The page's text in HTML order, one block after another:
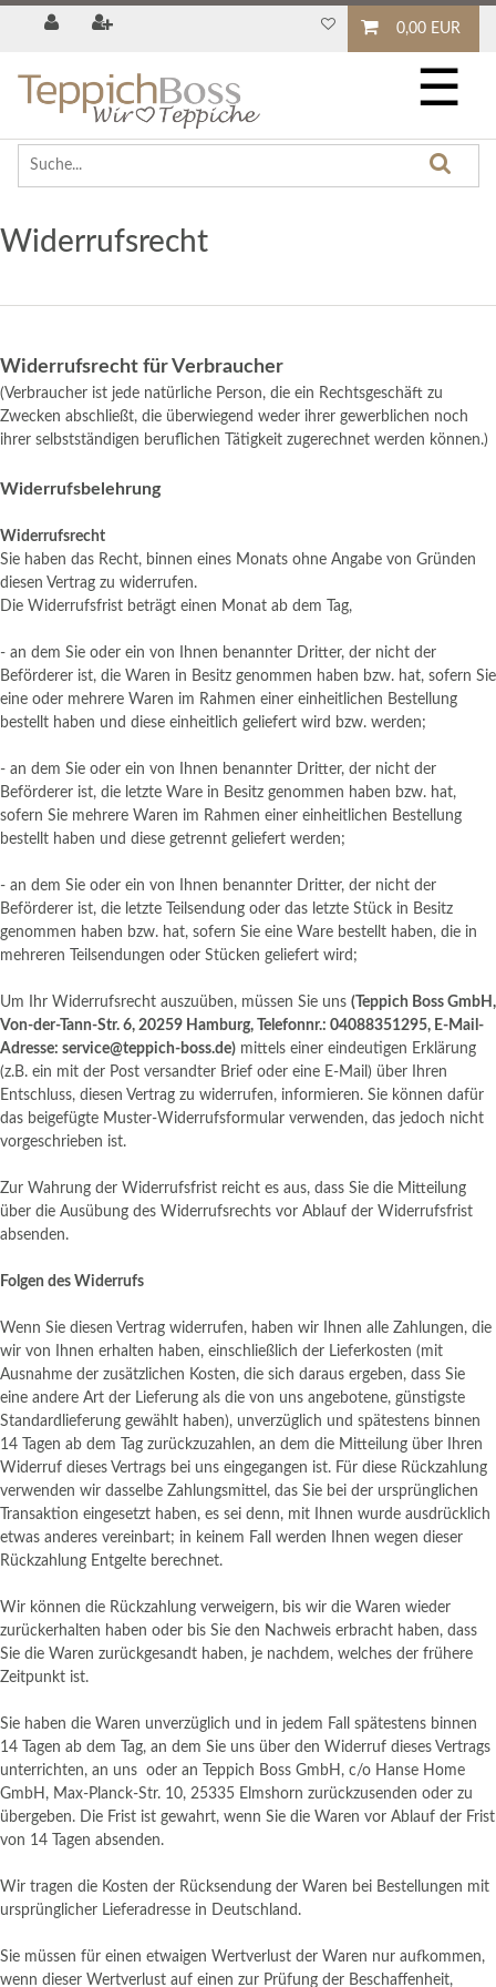
0,00 EUR
☰
Widerrufs­recht
Widerrufsrecht für Verbraucher
(Verbraucher ist jede natürliche Person, die ein Rechtsgeschäft zu
Zwecken abschließt, die überwiegend weder ihrer gewerblichen noch
ihrer selbstständigen beruflichen Tätigkeit zugerechnet werden können.)
Widerrufsbelehrung
Widerrufsrecht
Sie haben das Recht, binnen eines Monats ohne Angabe von Gründen
diesen Vertrag zu widerrufen.
Die Widerrufsfrist beträgt einen Monat ab dem Tag,
- an dem Sie oder ein von Ihnen benannter Dritter, der nicht der
Beförderer ist, die Waren in Besitz genommen haben bzw. hat, sofern Sie
eine oder mehrere Waren im Rahmen einer einheitlichen Bestellung
bestellt haben und diese einheitlich geliefert wird bzw. werden;
- an dem Sie oder ein von Ihnen benannter Dritter, der nicht der
Beförderer ist, die letzte Ware in Besitz genommen haben bzw. hat,
sofern Sie mehrere Waren im Rahmen einer einheitlichen Bestellung
bestellt haben und diese getrennt geliefert werden;
- an dem Sie oder ein von Ihnen benannter Dritter, der nicht der
Beförderer ist, die letzte Teilsendung oder das letzte Stück in Besitz
genommen haben bzw. hat, sofern Sie eine Ware bestellt haben, die in
mehreren Teilsendungen oder Stücken geliefert wird ;
Um Ihr Widerrufsrecht auszuüben, müssen Sie uns (Teppich Boss GmbH,
Von-der-Tann-Str. 6, 20259 Hamburg, Telefonnr.: 04088351295, E-Mail-
Adresse: service@teppich-boss.de) mittels einer eindeutigen Erklärung
(z.B. ein mit der Post versandter Brief oder eine E-Mail) über Ihren
Entschluss, diesen Vertrag zu widerrufen, informieren. Sie können dafür
das beigefügte Muster-Widerrufsformular verwenden, das jedoch nicht
vorgeschrieben ist.
Zur Wahrung der Widerrufsfrist reicht es aus, dass Sie die Mitteilung
über die Ausübung des Widerrufsrechts vor Ablauf der Widerrufsfrist
absenden.
Folgen des Widerrufs
Wenn Sie diesen Vertrag widerrufen, haben wir Ihnen alle Zahlungen, die
wir von Ihnen erhalten haben, einschließlich der Lieferkosten (mit
Ausnahme der zusätzlichen Kosten, die sich daraus ergeben, dass Sie
eine andere Art der Lieferung als die von uns angebotene, günstigste
Standardlieferung gewählt haben), unverzüglich und spätestens binnen
14 Tagen ab dem Tag zurückzuzahlen, an dem die Mitteilung über Ihren
Widerruf dieses Vertrags bei uns eingegangen ist. Für diese Rückzahlung
verwenden wir dasselbe Zahlungsmittel, das Sie bei der ursprünglichen
Transaktion eingesetzt haben, es sei denn, mit Ihnen wurde ausdrücklich
etwas anderes vereinbart; in keinem Fall werden Ihnen wegen dieser
Rückzahlung Entgelte berechnet.
Wir können die Rückzahlung verweigern, bis wir die Waren wieder
zurückerhalten haben oder bis Sie den Nachweis erbracht haben, dass
Sie die Waren zurückgesandt haben, je nachdem, welches der frühere
Zeitpunkt ist.
Sie haben die Waren unverzüglich und in jedem Fall spätestens binnen
14 Tagen ab dem Tag, an dem Sie uns über den Widerruf dieses Vertrags
unterrichten, an uns oder an Teppich Boss GmbH, c/o Hanse Home
GmbH, Max-Planck-Str. 10, 25335 Elmshorn zurückzusenden oder zu
übergeben. Die Frist ist gewahrt, wenn Sie die Waren vor Ablauf der Frist
von 14 Tagen absenden.
Wir tragen die Kosten der Rücksendung der Waren bei Bestellungen mit
ursprünglicher Lieferadresse in Deutschland.
Sie müssen für einen etwaigen Wertverlust der Waren nur aufkommen,
wenn dieser Wertverlust auf einen zur Prüfung der Beschaffenheit,